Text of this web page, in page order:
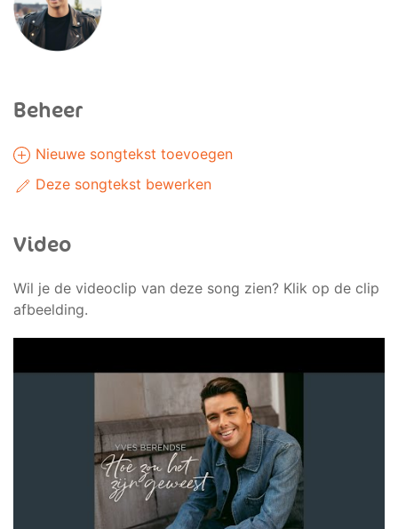
Beheer
Nieuwe songtekst toevoegen
Deze songtekst bewerken
Video
Wil je de videoclip van deze song zien? Klik op de clip
afbeelding.